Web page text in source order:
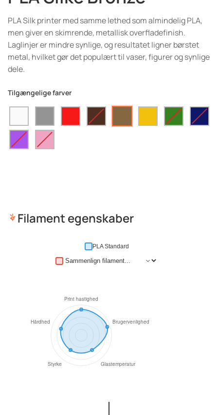
PLA Silk printer med samme lethed som almindelig PLA,
men giver en skimrende, metallisk overfladefinish.
Laglinjer er mindre synlige, og resultatet ligner børstet
metal, hvilket gør det populært til vaser, figurer og synlige
dele.
Tilgængelige farver
Filament egenskaber
PLA Standard